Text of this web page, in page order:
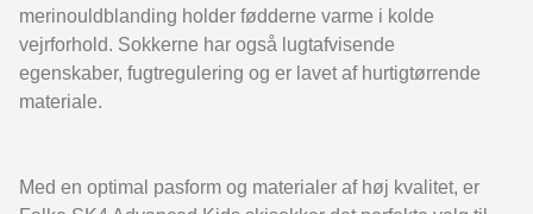
merinouldblanding holder fødderne varme i kolde
vejrforhold. Sokkerne har også lugtafvisende
egenskaber, fugtregulering og er lavet af hurtigtørrende
materiale.
Med en optimal pasform og materialer af høj kvalitet, er